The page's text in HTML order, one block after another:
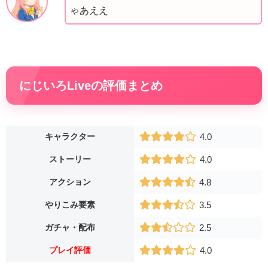
ゃあええ
にじいろLiveの評価まとめ
キャラクター 4.0
ストーリー 4.0
アクション 4.8
やりこみ要素 3.5
ガチャ・配布 2.5
プレイ評価 4.0